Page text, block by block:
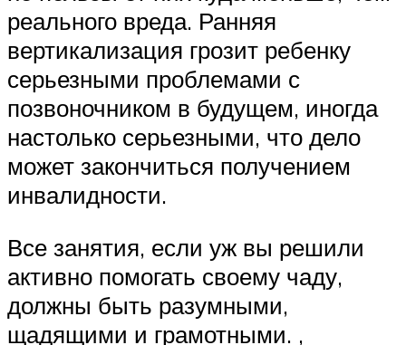
реального вреда. Ранняя
вертикализация грозит ребенку
серьезными проблемами с
позвоночником в будущем, иногда
настолько серьезными, что дело
может закончиться получением
инвалидности.
Все занятия, если уж вы решили
активно помогать своему чаду,
должны быть разумными,
щадящими и грамотными. ,